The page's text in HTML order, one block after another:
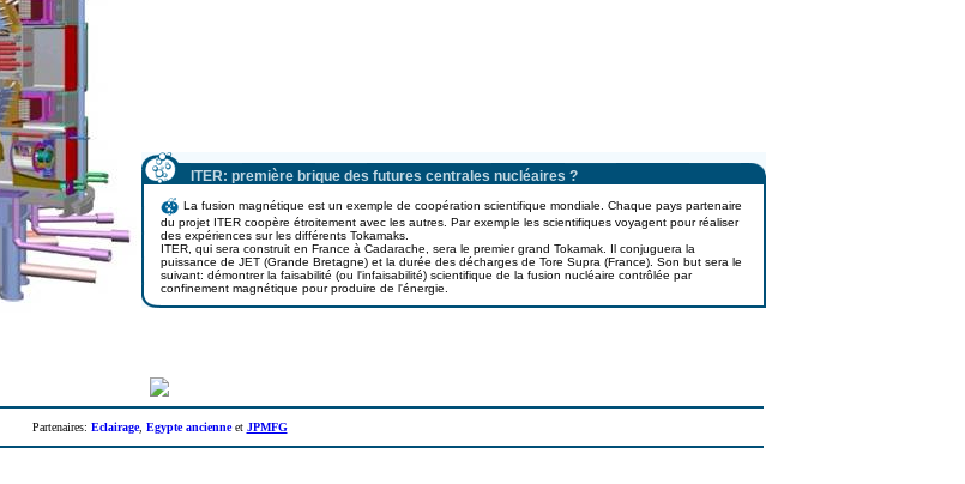
ITER: première brique des futures centrales nucléaires ?
La fusion magnétique est un exemple de coopération scientifique mondiale. Chaque pays partenaire
du projet ITER coopère étroitement avec les autres. Par exemple les scientifiques voyagent pour réaliser
des expériences sur les différents Tokamaks.
ITER, qui sera construit en France à Cadarache, sera le premier grand Tokamak. Il conjuguera la
puissance de JET (Grande Bretagne) et la durée des décharges de Tore Supra (France). Son but sera le
suivant: démontrer la faisabilité (ou l'infaisabilité) scientifique de la fusion nucléaire contrôlée par
confinement magnétique pour produire de l'énergie.
Partenaires: Eclairage, Egypte ancienneet JPMFG